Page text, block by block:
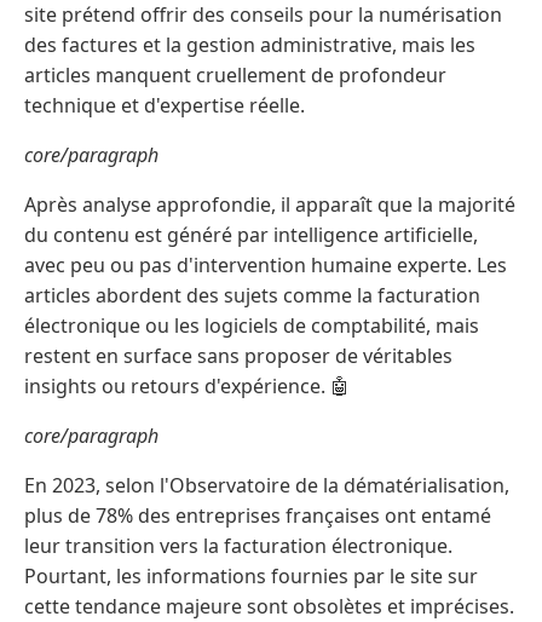
site prétend offrir des conseils pour la numérisation
des factures et la gestion administrative, mais les
articles manquent cruellement de profondeur
technique et d'expertise réelle.
core/paragraph
Après analyse approfondie, il apparaît que la majorité
du contenu est généré par intelligence artificielle,
avec peu ou pas d'intervention humaine experte. Les
articles abordent des sujets comme la facturation
électronique ou les logiciels de comptabilité, mais
restent en surface sans proposer de véritables
insights ou retours d'expérience. 🤖
core/paragraph
En 2023, selon l'Observatoire de la dématérialisation,
plus de 78% des entreprises françaises ont entamé
leur transition vers la facturation électronique.
Pourtant, les informations fournies par le site sur
cette tendance majeure sont obsolètes et imprécises.